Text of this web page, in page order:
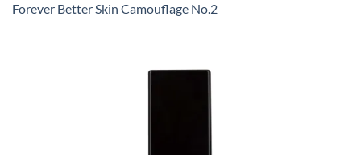
Forever Better Skin Camouflage No.2